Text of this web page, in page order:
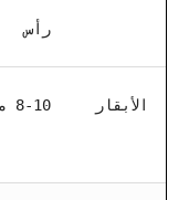
رأس
الأبقار 8-10 متر مربع